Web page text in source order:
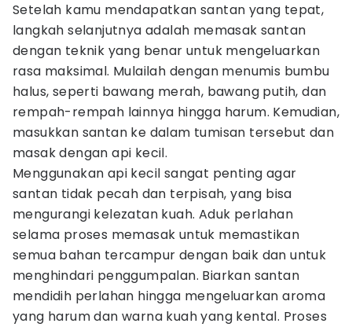
Setelah kamu mendapatkan santan yang tepat,
langkah selanjutnya adalah memasak santan
dengan teknik yang benar untuk mengeluarkan
rasa maksimal. Mulailah dengan menumis bumbu
halus, seperti bawang merah, bawang putih, dan
rempah-rempah lainnya hingga harum. Kemudian,
masukkan santan ke dalam tumisan tersebut dan
masak dengan api kecil.
Menggunakan api kecil sangat penting agar
santan tidak pecah dan terpisah, yang bisa
mengurangi kelezatan kuah. Aduk perlahan
selama proses memasak untuk memastikan
semua bahan tercampur dengan baik dan untuk
menghindari penggumpalan. Biarkan santan
mendidih perlahan hingga mengeluarkan aroma
yang harum dan warna kuah yang kental. Proses